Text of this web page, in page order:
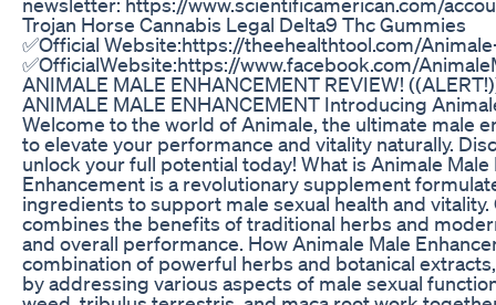
Trojan Horse Cannabis Legal Delta9 Thc Gummies
✅Official Website:https://theehealthtool.com/
✅OfficialWebsite:https://www.facebook.com/
ANIMALE MALE ENHANCEMENT REVIEW!
ANIMALE MALE ENHANCEMENT Introducing
Welcome to the world of Animale, the ultimate male
to elevate your performance and vitality naturally.
unlock your full potential today! What is Animale
Enhancement is a revolutionary supplement
ingredients to support male sexual health and
combines the benefits of traditional herbs and
and overall performance. How Animale Male
combination of powerful herbs and botanical
by addressing various aspects of male sexual